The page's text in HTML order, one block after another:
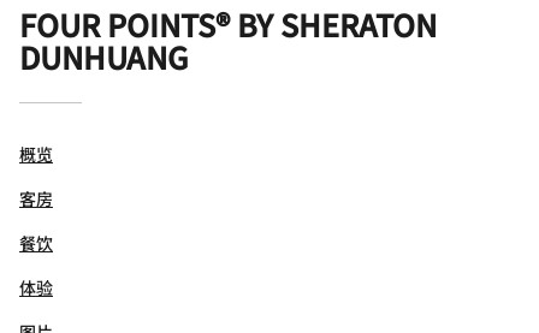
FOUR POINTS® BY SHERATON
DUNHUANG
概览
客房
餐饮
体验